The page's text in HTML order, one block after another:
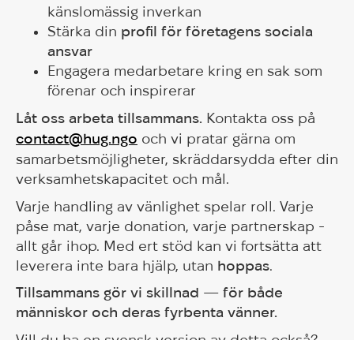
känslomässig inverkan
Stärka din profil för företagens sociala
ansvar
Engagera medarbetare kring en sak som
förenar och inspirerar
Låt oss arbeta tillsammans. Kontakta oss på
contact@hug.ngo och vi pratar gärna om
samarbetsmöjligheter, skräddarsydda efter din
verksamhetskapacitet och mål.
Varje handling av vänlighet spelar roll. Varje
påse mat, varje donation, varje partnerskap -
allt går ihop. Med ert stöd kan vi fortsätta att
leverera inte bara hjälp, utan hoppas
Tillsammans gör vi skillnad — för både
människor och deras fyrbenta vänner.